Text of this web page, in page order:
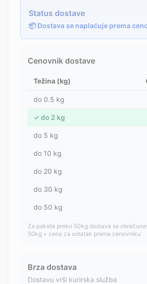
Status dostave
📦 Dostava se naplaćuje prema
Cenovnik dostave
Težina (kg)
do 0.5 kg
✓ do 2 kg
do 5 kg
do 10 kg
do 20 kg
do 30 kg
do 50 kg
Za pakete preko 50kg dostava se
50kg + cena za ostatak prema cenovniku
Brza dostava
Dostavu vrši kurirska služba